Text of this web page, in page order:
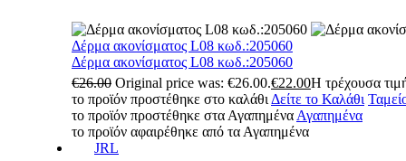
Δέρμα ακονίσματος L08 κωδ.:205060
Δέρμα ακονίσματος L08 κωδ.:205060
€26.00 Original price was: €26.00.€22.00Η τρέχουσα
το προϊόν προστέθηκε στο καλάθι Δείτε το Καλάθι
το προϊόν προστέθηκε στα Αγαπημένα Αγαπημένα
το προϊόν αφαιρέθηκε από τα Αγαπημένα
JRL